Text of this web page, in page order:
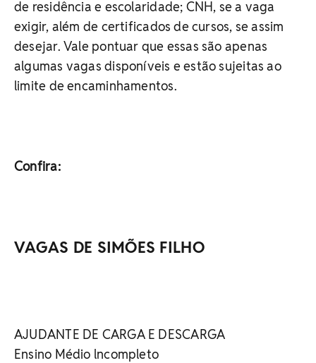
de residência e escolaridade; CNH, se a vaga
exigir, além de certificados de cursos, se assim
desejar. Vale pontuar que essas são apenas
algumas vagas disponíveis e estão sujeitas ao
limite de encaminhamentos.
Confira:
VAGAS DE SIMÕES FILHO
AJUDANTE DE CARGA E DESCARGA
Ensino Médio lncompleto